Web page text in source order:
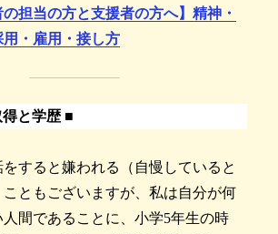
の担当の方と支援者の方へ】精神・
・雇用・接し方
と学歴 ■
すると嫌われる（自慢していると
ともございますが、私は自分が何
間であることに、小学5年生の時